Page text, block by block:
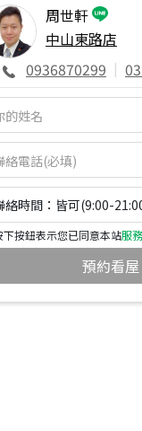
周世軒
中山東路店
0936870299 |
絡時間：皆可(9:00-
下按鈕表示您已同意本站服
預約看屋